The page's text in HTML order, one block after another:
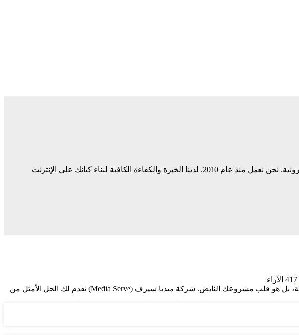
ميديا ​​سيرف هي شركة رائدة في مجال وسائل التواصل الاجتماعي وخدمات التسويق الرقمي وتصميم المواقع الإلكترونية. نحن نعمل منذ عام 2010. لدينا الخبرة والكفاءة الكافية لبناء كيانك على الإنترنت
417 الآراء
نص المقال: في ظل الطفرة الهائلة التي يشهدها عالم التجارة الرقمية، أصبح امتلك متجر إلكتروني ليس مجرد رفاهية، بل هو قلب مشروعك النابض. شركة ميديا سيرف (Media Serve) تقدم لك الحل الأمثل من